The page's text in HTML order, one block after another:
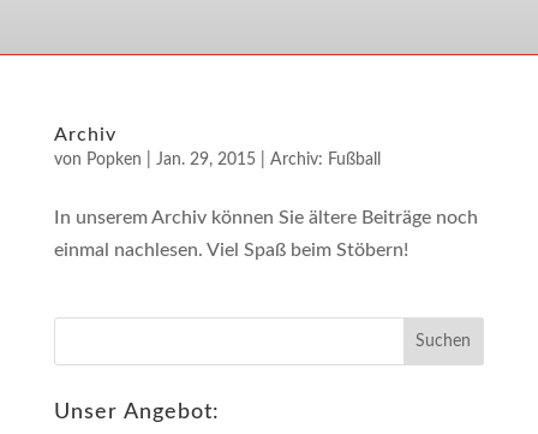
Archiv
von Popken Jan. 29, 2015| Archiv: Fußball
In unse­rem Archiv kön­nen Sie älte­re Bei­trä­ge noch
ein­mal nachlesen. Viel Spaß beim Stöbern!
Unser Angebot: